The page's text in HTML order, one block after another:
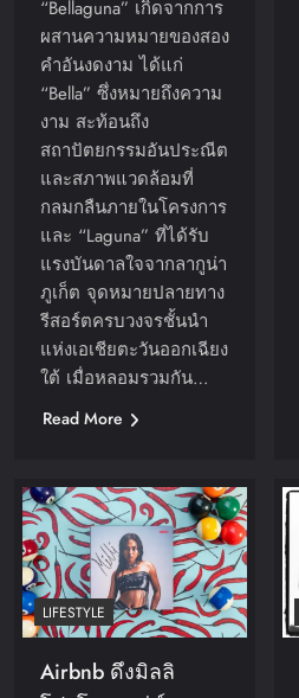
“Bellaguna” เกิดจากการ
ผสานความหมายของสอง
คำอันงดงาม ได้แก่
“Bella” ซึ่งหมายถึงความ
งาม สะท้อนถึง
สถาปัตยกรรมอันประณีต
และสภาพแวดล้อมที่
กลมกลืนภายในโครงการ
และ “Laguna” ที่ได้รับ
แรงบันดาลใจจากลากูน่า
ภูเก็ต จุดหมายปลายทาง
รีสอร์ตครบวงจรชั้นนำ
แห่งเอเชียตะวันออกเฉียง
ใต้ เมื่อหลอมรวมกัน…
Read More
LIFESTYLE
Airbnb ดึงมิลลิ